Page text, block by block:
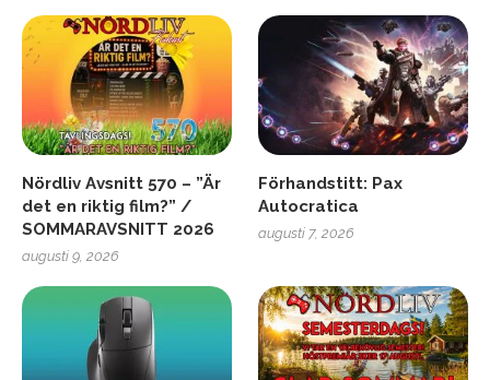
Nördliv Avsnitt 570 – ”Är
det en riktig film?” /
SOMMARAVSNITT 2026
augusti 9, 2026
Förhandstitt: Pax
Autocratica
augusti 7, 2026